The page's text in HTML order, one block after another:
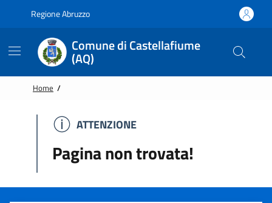
Regione Abruzzo
Comune di Castellafiume
(AQ)
Home /
ATTENZIONE
ATTENZIONE
Pagina non trovata!